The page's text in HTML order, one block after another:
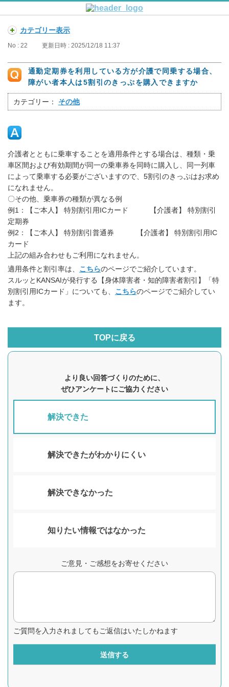
カテゴリー表示
No : 22 更新日時 : 2025/12/18 11:37
通勤定期券を利用している方が介護で同乗する場合、
障がい者本人は5割引のきっぷを購入できますか
カテゴリー： その他
介護者とともに乗車することを適用条件とする場合は、種類・乗
車区間および有効期間が同一の乗車券を同時に購入し、同一列車
によって乗車する必要がございますので、5割引のきっぷはお求め
になれません。
〇その他、乗車券の種類が異なる例
例1：【ご本人】 特別割引用ICカード 【介護者】 特別割引
定期券
例2：【ご本人】 特別割引普通券 【介護者】 特別割引用IC
カード
上記の組み合わせもご利用になれません。
適用条件と割引率は、 こちらのページでご紹介しています。
スルッとKANSAIが発行する【身体障害者・知的障害者割引】「特
別割引用ICカード」についても、 こちらのページでご紹介してい
ます。
TOPに戻る
より良い回答づくりのために、
ぜひアンケートにご協力ください
解決できた
解決できたがわかりにくい
解決できなかった
知りたい情報ではなかった
ご意見・ご感想をお寄せください
ご質問を入力されましてもご返信はいたしかねます
送信する